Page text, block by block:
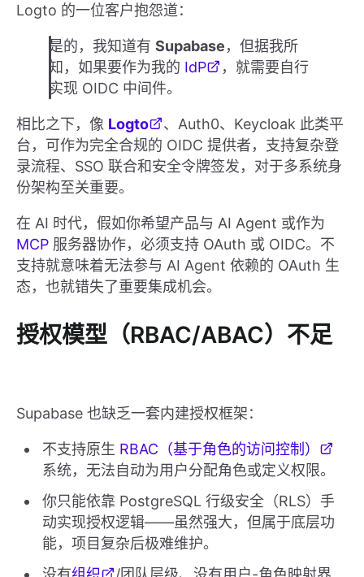
Logto 的一位客户抱怨道：
是的，我知道有 Supabase，但据我所
知，如果要作为我的 IdP
，就需要自行
实现 OIDC 中间件。
相比之下，像 Logto
、Auth0、Keycloak 此类平
台，可作为完全合规的 OIDC 提供者，支持复杂登
录流程、SSO 联合和安全令牌签发，对于多系统身
份架构至关重要。
在 AI 时代，假如你希望产品与 AI Agent 或作为
MCP 服务器协作，必须支持 OAuth 或 OIDC。不
支持就意味着无法参与 AI Agent 依赖的 OAuth 生
态，也就错失了重要集成机会。
授权模型（RBAC/ABAC）不足
Supabase 也缺乏一套内建授权框架：
不支持原生 RBAC（基于角色的访问控制）
系统，无法自动为用户分配角色或定义权限。
你只能依靠 PostgreSQL 行级安全（RLS）手
动实现授权逻辑——虽然强大，但属于底层功
能，项目复杂后极难维护。